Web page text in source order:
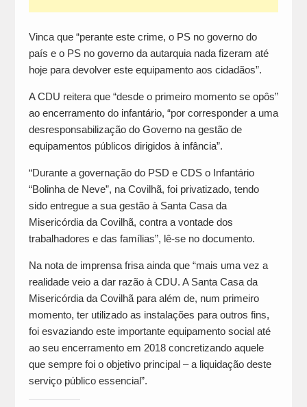
Vinca que “perante este crime, o PS no governo do
país e o PS no governo da autarquia nada fizeram até
hoje para devolver este equipamento aos cidadãos”.
A CDU reitera que “desde o primeiro momento se opôs”
ao encerramento do infantário, “por corresponder a uma
desresponsabilização do Governo na gestão de
equipamentos públicos dirigidos à infância”.
“Durante a governação do PSD e CDS o Infantário
“Bolinha de Neve”, na Covilhã, foi privatizado, tendo
sido entregue a sua gestão à Santa Casa da
Misericórdia da Covilhã, contra a vontade dos
trabalhadores e das famílias”, lê-se no documento.
Na nota de imprensa frisa ainda que “mais uma vez a
realidade veio a dar razão à CDU. A Santa Casa da
Misericórdia da Covilhã para além de, num primeiro
momento, ter utilizado as instalações para outros fins,
foi esvaziando este importante equipamento social até
ao seu encerramento em 2018 concretizando aquele
que sempre foi o objetivo principal – a liquidação deste
serviço público essencial”.